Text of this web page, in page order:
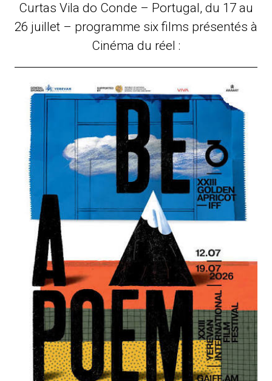
Curtas Vila do Conde – Portugal, du 17 au
26 juillet – programme six films présentés à
Cinéma du réel :